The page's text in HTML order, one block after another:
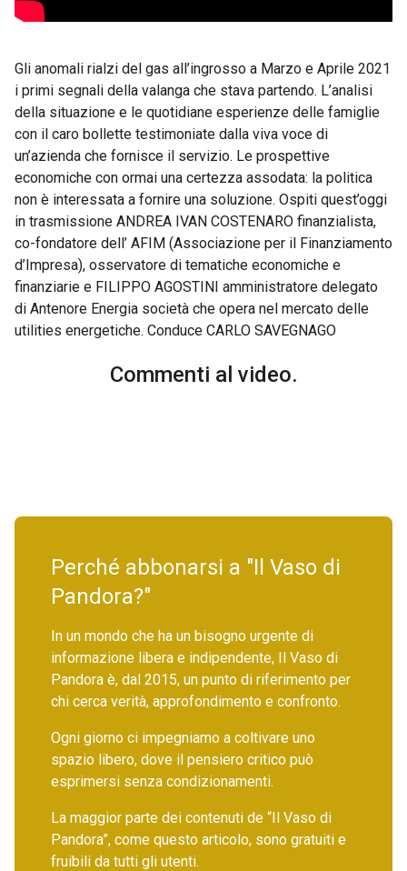
Gli anomali rialzi del gas all’ingrosso a Marzo e Aprile 2021
i primi segnali della valanga che stava partendo. L’analisi
della situazione e le quotidiane esperienze delle famiglie
con il caro bollette testimoniate dalla viva voce di
un’azienda che fornisce il servizio. Le prospettive
economiche con ormai una certezza assodata: la politica
non è interessata a fornire una soluzione. Ospiti quest’oggi
in trasmissione ANDREA IVAN COSTENARO finanzialista,
co-fondatore dell’ AFIM (Associazione per il Finanziamento
d’Impresa), osservatore di tematiche economiche e
finanziarie e FILIPPO AGOSTINI amministratore delegato
di Antenore Energia società che opera nel mercato delle
utilities energetiche. Conduce CARLO SAVEGNAGO
Commenti al video.
Perché abbonarsi a "Il Vaso di
Pandora?"
In un mondo che ha un bisogno urgente di
informazione libera e indipendente, Il Vaso di
Pandora è, dal 2015, un punto di riferimento per
chi cerca verità, approfondimento e confronto.
Ogni giorno ci impegniamo a coltivare uno
spazio libero, dove il pensiero critico può
esprimersi senza condizionamenti.
La maggior parte dei contenuti de “Il Vaso di
Pandora”, come questo articolo, sono gratuiti e
fruibili da tutti gli utenti.